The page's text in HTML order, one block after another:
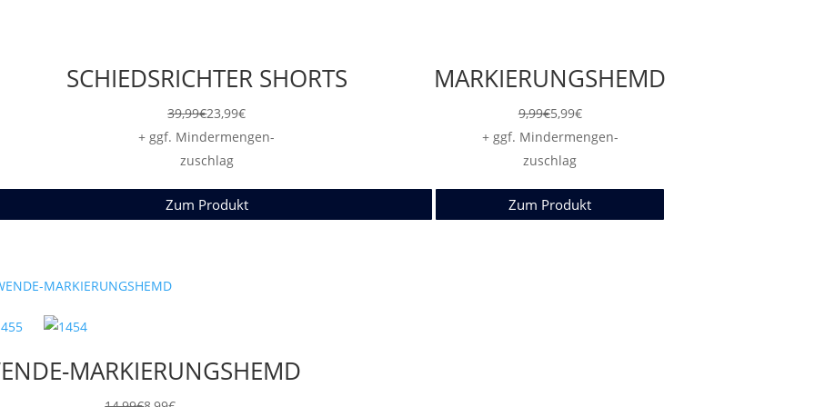
SCHIEDSRICHTER SHORTS
39,99€23,99€
+ ggf. Mindermengen-
zuschlag
Zum Produkt
MARKIERUNGSHEMD
9,99€5,99€
+ ggf. Mindermengen-
zuschlag
Zum Produkt
MARKIERUNGSHEMD